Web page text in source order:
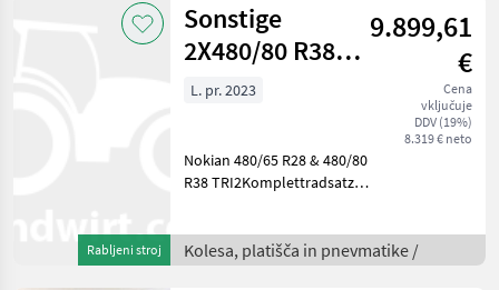
2T
Rabljeni stroj
Sonstige
2X480/80 R38
NOKIAN TRI 2
9.899,61
€
Cena
vključuje
DDV (19%)
8.319 € neto
L. pr. 2023
Nokian 480/65 R28 & 480/80
R38 TRI2Komplettradsatz
(EQ11095991)480/65 R28
149D TL TRI 2 NOKIANauf
Kolesa, platišča in pnevmatike /